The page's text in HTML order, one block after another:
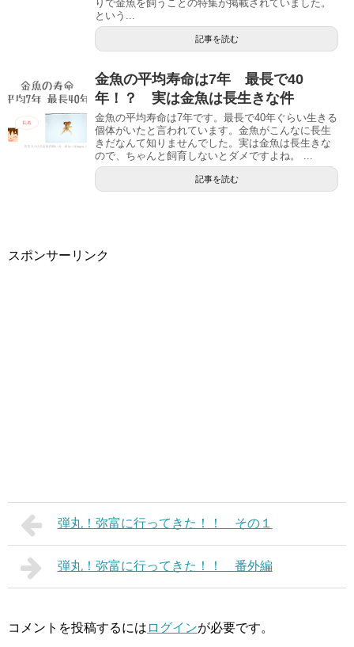
りで金魚を飼うことの特集が掲載されていました。
という...
記事を読む
金魚の平均寿命は7年 最長で40
年！？ 実は金魚は長生きな件
金魚の平均寿命は7年です。最長で40年ぐらい生きる
個体がいたと言われています。金魚がこんなに長生
きだなんて知りませんでした。実は金魚は長生きな
ので、ちゃんと飼育しないとダメですよね。 ...
記事を読む
スポンサーリンク
弾丸！弥富に行ってきた！！ その１
弾丸！弥富に行ってきた！！ 番外編
コメントを投稿するには ログインが必要です。